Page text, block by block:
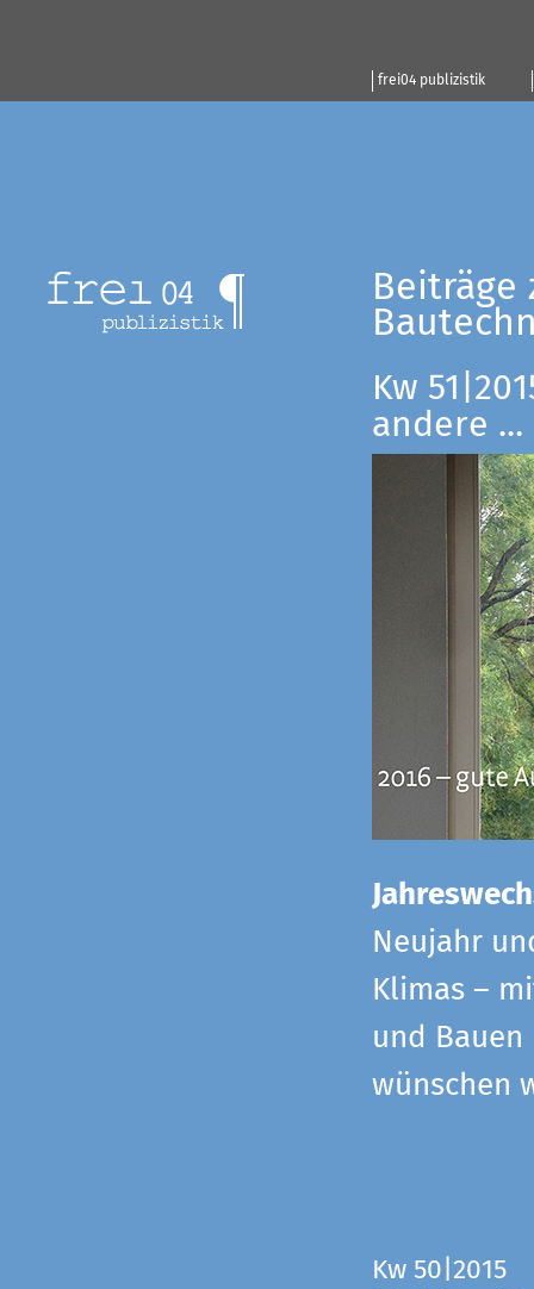
frei04 publizistik
Beiträge
Kw
andere ...
Neujahr
Klimas –
und
wünschen
Kw 50|2015